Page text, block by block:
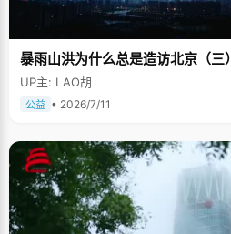
暴雨山洪为什么总是造访北京（三）
UP主: LAO胡
公益 • 2026/7/11